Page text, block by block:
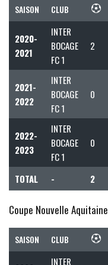
SAISON CLUB
2020-
2021
INTER
BOCAGE
FC 1
2
2021-
2022
INTER
BOCAGE
FC 1
0
2022-
2023
INTER
BOCAGE
FC 1
0
TOTAL - 2
Coupe Nouvelle Aquitaine
SAISON CLUB
INTER